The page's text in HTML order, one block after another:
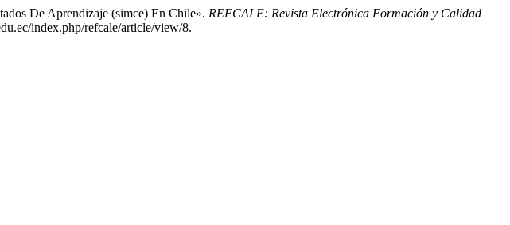
De Aprendizaje (simce) En Chile». REFCALE: Revista Electrónica Formación y Calidad
index.php/refcale/article/view/8.